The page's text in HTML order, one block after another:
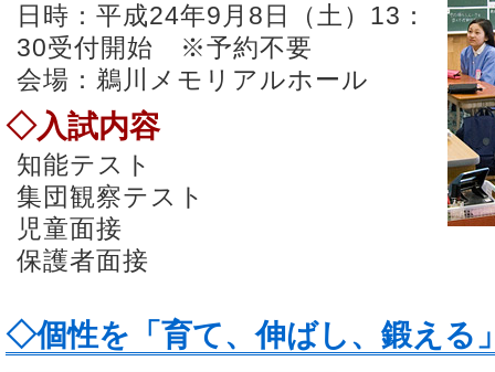
日時：平成24年9月8日（土）13：
30受付開始 ※予約不要
会場：鵜川メモリアルホール
◇入試内容
知能テスト
集団観察テスト
児童面接
保護者面接
◇個性を「育て、伸ばし、鍛える